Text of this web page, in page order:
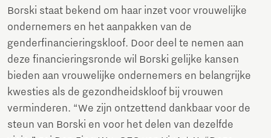
Borski staat bekend om haar inzet voor vrouwelijke
ondernemers en het aanpakken van de
genderfinancieringskloof. Door deel te nemen aan
deze financieringsronde wil Borski gelijke kansen
bieden aan vrouwelijke ondernemers en belangrijke
kwesties als de gezondheidskloof bij vrouwen
verminderen. “We zijn ontzettend dankbaar voor de
steun van Borski en voor het delen van dezelfde